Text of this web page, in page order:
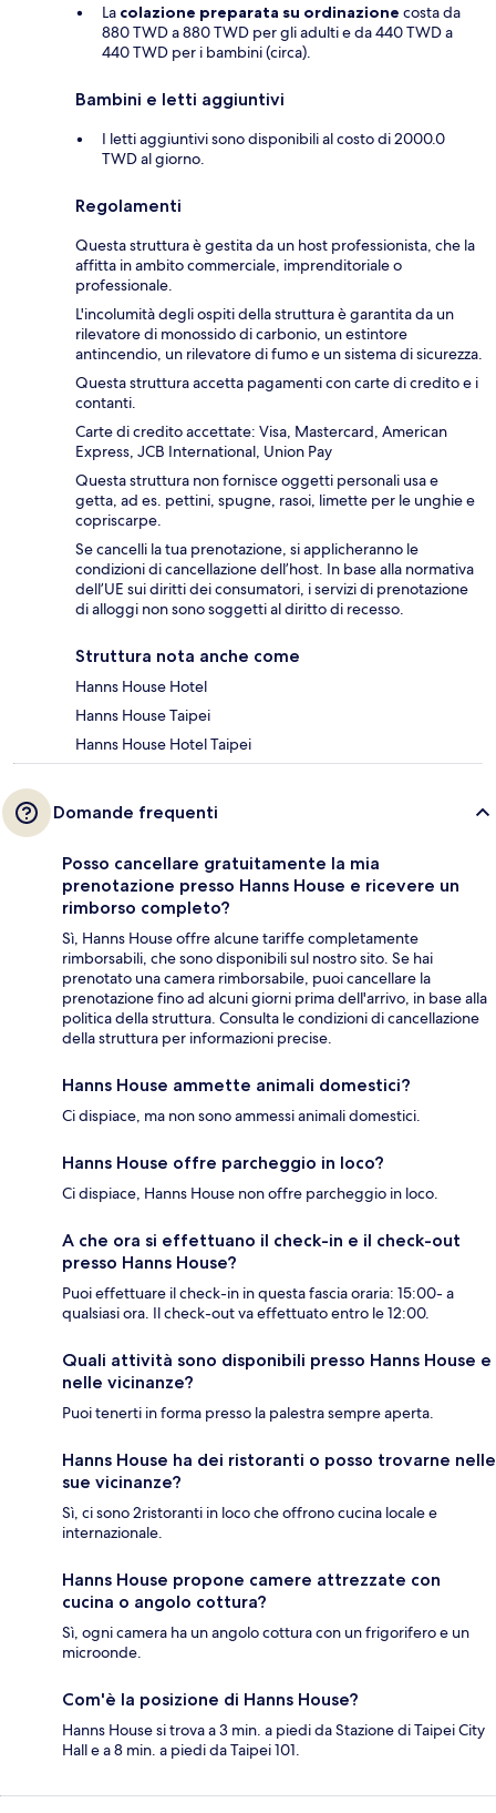
La colazione preparata su ordinazione costa da
880 TWD a 880 TWD per gli adulti e da 440 TWD a
440 TWD per i bambini (circa).
Bambini e letti aggiuntivi
I letti aggiuntivi sono disponibili al costo di 2000.0
TWD al giorno.
Regolamenti
Questa struttura è gestita da un host professionista, che la
affitta in ambito commerciale, imprenditoriale o
professionale.
L'incolumità degli ospiti della struttura è garantita da un
rilevatore di monossido di carbonio, un estintore
antincendio, un rilevatore di fumo e un sistema di sicurezza.
Questa struttura accetta pagamenti con carte di credito e i
contanti.
Carte di credito accettate: Visa, Mastercard, American
Express, JCB International, Union Pay
Questa struttura non fornisce oggetti personali usa e
getta, ad es. pettini, spugne, rasoi, limette per le unghie e
copriscarpe.
Se cancelli la tua prenotazione, si applicheranno le
condizioni di cancellazione dell’host. In base alla normativa
dell’UE sui diritti dei consumatori, i servizi di prenotazione
di alloggi non sono soggetti al diritto di recesso.
Struttura nota anche come
Hanns House Hotel
Hanns House Taipei
Hanns House Hotel Taipei
Domande frequenti
Posso cancellare gratuitamente la mia
prenotazione presso Hanns House e ricevere un
rimborso completo?
Sì, Hanns House offre alcune tariffe completamente
rimborsabili, che sono disponibili sul nostro sito. Se hai
prenotato una camera rimborsabile, puoi cancellare la
prenotazione fino ad alcuni giorni prima dell'arrivo, in base alla
politica della struttura. Consulta le condizioni di cancellazione
della struttura per informazioni precise.
Hanns House ammette animali domestici?
Ci dispiace, ma non sono ammessi animali domestici.
Hanns House offre parcheggio in loco?
Ci dispiace, Hanns House non offre parcheggio in loco.
A che ora si effettuano il check-in e il check-out
presso Hanns House?
Puoi effettuare il check-in in questa fascia oraria: 15:00- a
qualsiasi ora. Il check-out va effettuato entro le 12:00.
Quali attività sono disponibili presso Hanns House e
nelle vicinanze?
Puoi tenerti in forma presso la palestra sempre aperta.
Hanns House ha dei ristoranti o posso trovarne nelle
sue vicinanze?
Sì, ci sono 2ristoranti in loco che offrono cucina locale e
internazionale.
Hanns House propone camere attrezzate con
cucina o angolo cottura?
Sì, ogni camera ha un angolo cottura con un frigorifero e un
microonde.
Com'è la posizione di Hanns House?
Hanns House si trova a 3 min. a piedi da Stazione di Taipei City
Hall e a 8 min. a piedi da Taipei 101.